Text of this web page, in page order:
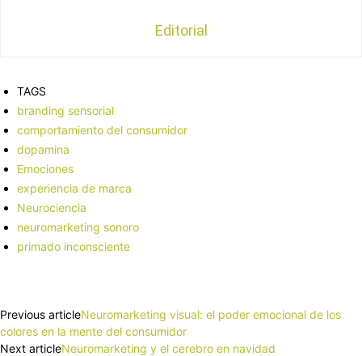
Editorial
TAGS
branding sensorial
comportamiento del consumidor
dopamina
Emociones
experiencia de marca
Neurociencia
neuromarketing sonoro
primado inconsciente
Previous articleNeuromarketing visual: el poder emocional de los
colores en la mente del consumidor
Next articleNeuromarketing y el cerebro en navidad